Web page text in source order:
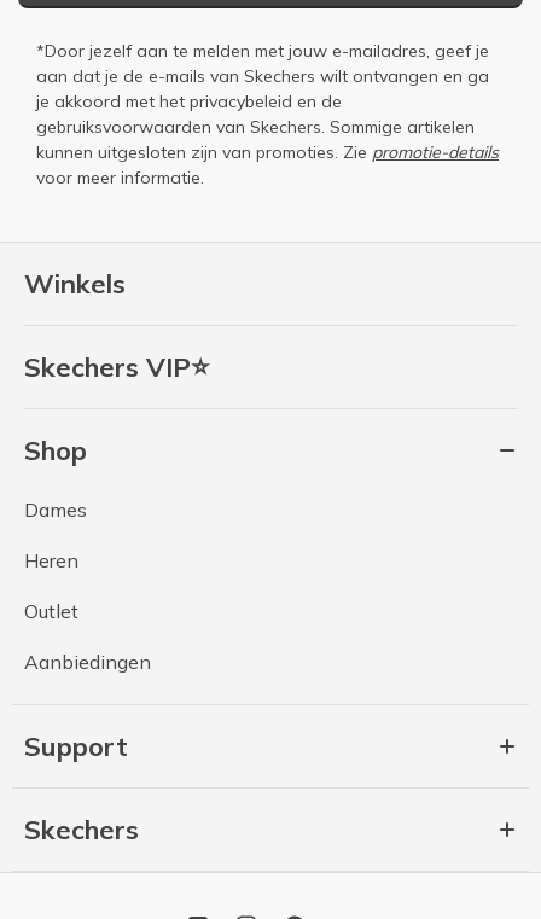
Winkels
Skechers VIP⭐
Shop
Dames
Heren
Outlet
Aanbiedingen
Support
Skechers
*Door jezelf aan te melden met jouw e-mailadres, geef je
aan dat je de e-mails van Skechers wilt ontvangen en ga
je akkoord met het privacybeleid en de
gebruiksvoorwaarden van Skechers. Sommige artikelen
kunnen uitgesloten zijn van promoties. Zie promotie-details
voor meer informatie.